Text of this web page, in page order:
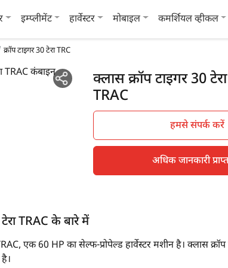
इम्प्लीमेंट हार्वेस्टर मोबाइल कमर्शियल व्हीकल
क्रॉप टाइगर 30 टेरा TRC
क्लास क्रॉप टाइगर 30 टेरा
TRAC
हमसे संपर्क करें
अधिक जानकारी
TRAC के बारे में
एक 60 HP का सेल्फ-प्रोपेल्ड हार्वेस्टर मशीन है। क्लास